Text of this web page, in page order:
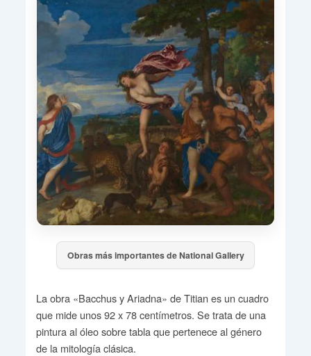
Obras más importantes de National Gallery
La obra «Bacchus y Ariadna» de Titian es un cuadro
que mide unos 92 x 78 centímetros. Se trata de una
pintura al óleo sobre tabla que pertenece al género
de la mitología clásica.